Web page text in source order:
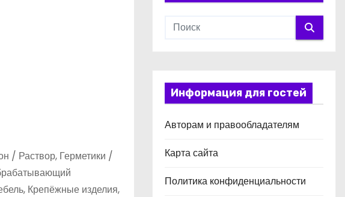
/ Раствор, Герметики /
Крепёжные изделия,
Информация для гостей
Авторам и правообладателям
Карта сайта
Политика конфиденциальности